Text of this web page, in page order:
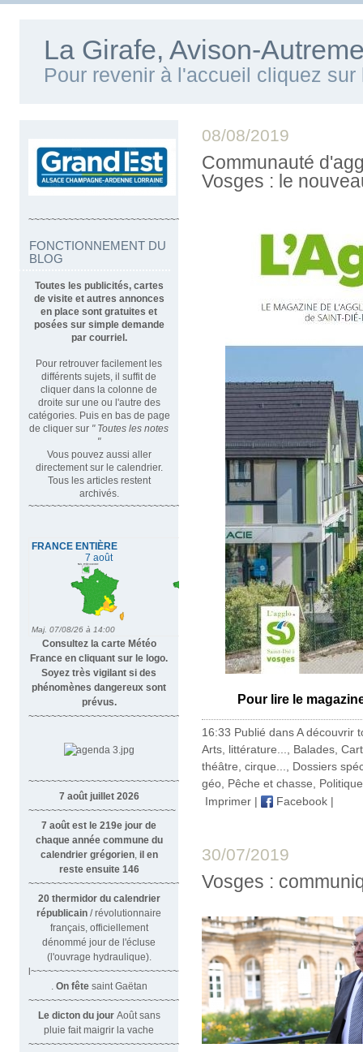
La Girafe, Avison-
Pour revenir à l'accueil cliquez sur
~~~~~~~~~~~~~~~~~~~~~~~~~~~~~~~~~~
FONCTIONNEMENT DU
BLOG
Toutes les publicités, cartes
de visite et autres annonces
en place sont gratuites et
posées sur simple demande
par courriel.
Pour retrouver facilement les
différents sujets, il suffit de
cliquer dans la colonne de
droite sur une ou l'autre des
catégories. Puis en bas de page
de cliquer sur " Toutes les notes
"
Vous pouvez aussi aller
directement sur le calendrier.
Tous les articles restent
archivés.
~~~~~~~~~~~~~~~~~~~~~~~~~~~~~~~~~
Consultez la carte Météo
France en cliquant sur le logo.
Soyez très vigilant si des
phénomènes dangereux sont
prévus.
~~~~~~~~~~~~~~~~~~~~~~~~~~~~
~~~~~~~~~~~~~~~~~~~~~~~~~~~~~~
7 août juillet 2026
~~~~~~~~~~~~~~~~~~~~~~~~~~
7 août est le 219e jour de
chaque année commune du
calendrier grégorien il en
reste ensuite 146
~~~~~~~~~~~~~~~~~~~~~~~~~~~~~~~~
20 thermidor du calendrier
républicain / révolutionnaire
français, officiellement
dénommé jour de l'écluse
(l'ouvrage hydraulique).
l~~~~~~~~~~~~~~~~~~~~~~~~~~~
On fête saint Gaëtan
~~~~~~~~~~~~~~~~~~~~~~~~~~~~~~
Le dicton du jour Août sans
pluie fait maigrir la vache
~~~~~~~~~~~~~~~~~~~~~~~~~~~~~~~
08/08/2019
Communauté
Vosges : le
Pour lire le
16:33 Publié dansA découvrir
Arts, littérature...
Balades
théâtre, cirque...
Dossiers
géo Pêche et chasse
Politique
Imprimer | Facebook |
30/07/2019
Vosges :